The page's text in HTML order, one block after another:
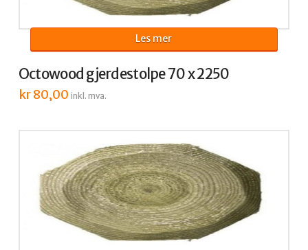
Octowood gjerdestolpe 70 x 2250
kr80,00 inkl. mva.
Les mer